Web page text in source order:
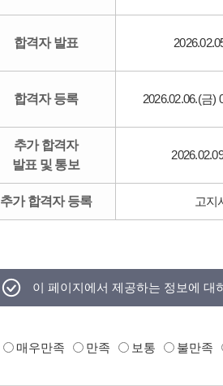
합격자 발표
합격자 등록 2026.02.06.(금)
추가 합격자
발표 및 통보
추가 합격자 등록 고지
이 페이지에서 제공하는 정보에 대
매우만족 만족 보통 불만족